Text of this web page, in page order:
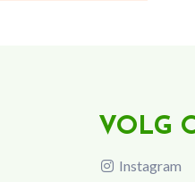
VOLG
Instagram